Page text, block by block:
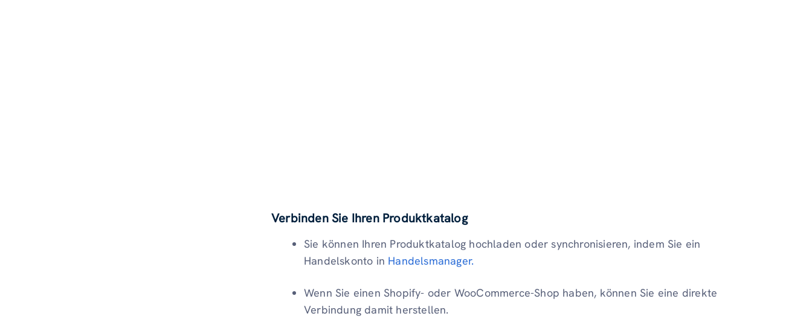
Verbinden Sie Ihren Produktkatalog
Sie können Ihren Produktkatalog hochladen oder synchronisieren, indem Sie ein
Handelskonto in Handelsmanager.
Wenn Sie einen Shopify- oder WooCommerce-Shop haben, können Sie eine direkte
Verbindung damit herstellen.